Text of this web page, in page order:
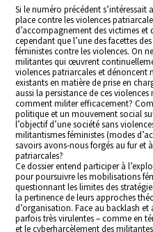
Si le numéro précédent
place contre les violences
d’accompagnement des victimes et
cependant que l’une des facettes
féministes contre les violences. On
militantes qui œuvrent
violences patriarcales et dénoncent
existants en matière de prise en
aussi la persistance de ces
comment militer efficacement?
politique et un mouvement social
l’objectif d’une société sans
militantismes féministes (modes
savoirs avons-nous forgés au fur et
patriarcales?
Ce dossier entend participer à
pour poursuivre les mobilisations
questionnant les limites des
la pertinence de leurs approches
d’organisation. Face au backlash
parfois très virulentes – comme en
et le cyberharcèlement des